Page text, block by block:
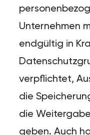
Unternehmen
endgültig in
verpflichtet,
die
die
geben. Auch